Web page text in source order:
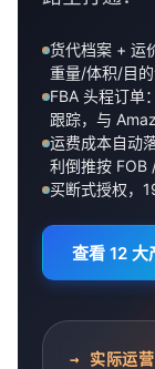
货代档案 + 运
重量/体积/目
FBA 头程订单
跟踪，与
运费成本自动
利倒推按 FOB
买断式授权，
查看 12 大
→ 实际运